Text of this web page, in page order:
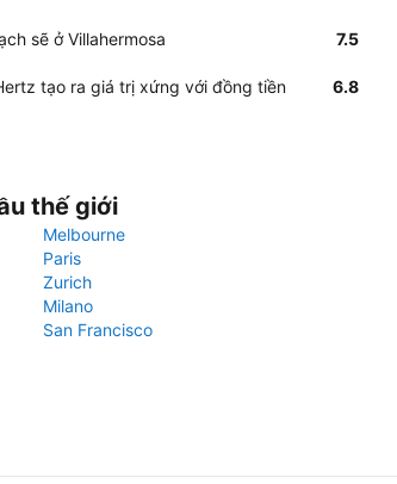
sẽ ở Villahermosa 7.5
tạo ra giá trị xứng với đồng tiền 6.8
thế giới
Melbourne
Paris
Zurich
Milano
San Francisco